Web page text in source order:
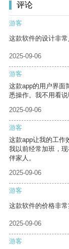
评论
游客
这款软件的设计非常
2025-09-06
游客
这款app的用户界面
悉操作。我不用看说
2025-09-06
游客
这款app让我的工作
我以前经常加班，
伴家人。
2025-09-06
游客
这款软件的价格非常
2025-09-06
游客